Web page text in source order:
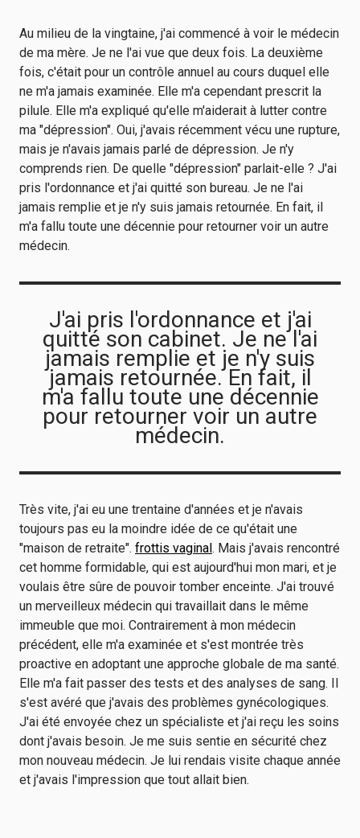
Au milieu de la vingtaine, j'ai commencé à voir le médecin
de ma mère. Je ne l'ai vue que deux fois. La deuxième
fois, c'était pour un contrôle annuel au cours duquel elle
ne m'a jamais examinée. Elle m'a cependant prescrit la
pilule. Elle m'a expliqué qu'elle m'aiderait à lutter contre
ma "dépression". Oui, j'avais récemment vécu une rupture,
mais je n'avais jamais parlé de dépression. Je n'y
comprends rien. De quelle "dépression" parlait-elle ? J'ai
pris l'ordonnance et j'ai quitté son bureau. Je ne l'ai
jamais remplie et je n'y suis jamais retournée. En fait, il
m'a fallu toute une décennie pour retourner voir un autre
médecin.
J'ai pris l'ordonnance et j'ai
quitté son cabinet. Je ne l'ai
jamais remplie et je n'y suis
jamais retournée. En fait, il
m'a fallu toute une décennie
pour retourner voir un autre
médecin.
Très vite, j'ai eu une trentaine d'années et je n'avais
toujours pas eu la moindre idée de ce qu'était une
"maison de retraite". frottis vaginal. Mais j'avais rencontré
cet homme formidable, qui est aujourd'hui mon mari, et je
voulais être sûre de pouvoir tomber enceinte. J'ai trouvé
un merveilleux médecin qui travaillait dans le même
immeuble que moi. Contrairement à mon médecin
précédent, elle m'a examinée et s'est montrée très
proactive en adoptant une approche globale de ma santé.
Elle m'a fait passer des tests et des analyses de sang. Il
s'est avéré que j'avais des problèmes gynécologiques.
J'ai été envoyée chez un spécialiste et j'ai reçu les soins
dont j'avais besoin. Je me suis sentie en sécurité chez
mon nouveau médecin. Je lui rendais visite chaque année
et j'avais l'impression que tout allait bien.